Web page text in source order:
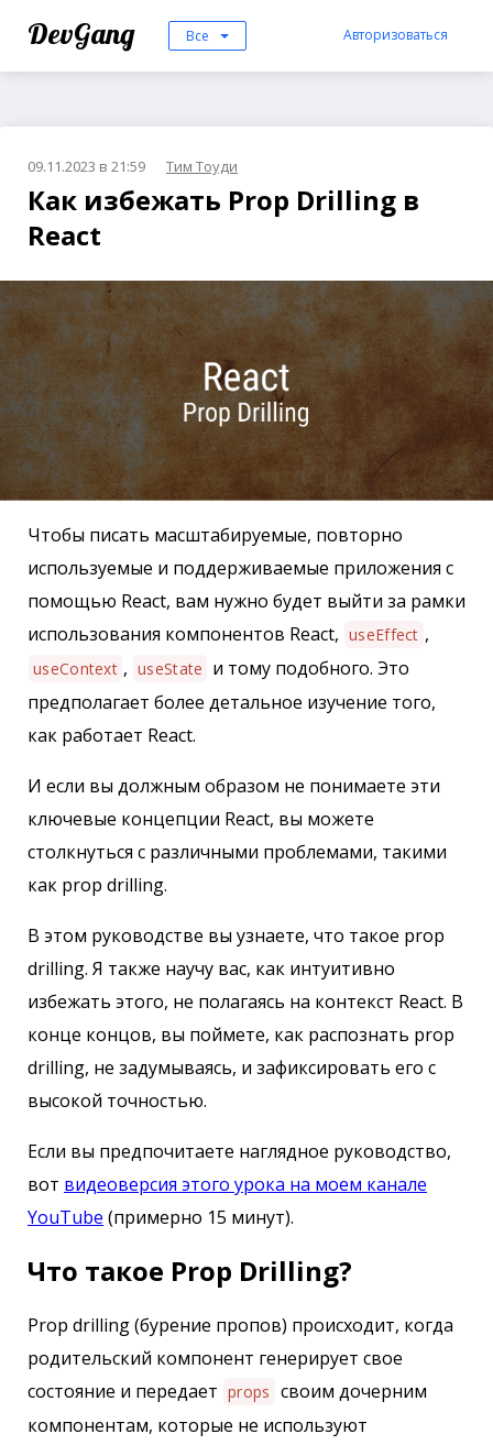
DevGang Все Авторизоваться
09.11.2023 в 21:59 Тим Тоуди
Как избежать Prop Drilling в
React
Чтобы писать масштабируемые, повторно
используемые и поддерживаемые приложения с
помощью React, вам нужно будет выйти за рамки
использования компонентов React, useEffect ,
useContext , useState и тому подобного. Это
предполагает более детальное изучение того,
как работает React.
И если вы должным образом не понимаете эти
ключевые концепции React, вы можете
столкнуться с различными проблемами, такими
как prop drilling.
В этом руководстве вы узнаете, что такое prop
drilling. Я также научу вас, как интуитивно
избежать этого, не полагаясь на контекст React. В
конце концов, вы поймете, как распознать prop
drilling, не задумываясь, и зафиксировать его с
высокой точностью.
Если вы предпочитаете наглядное руководство,
вот видеоверсия этого урока на моем канале
YouTube (примерно 15 минут).
Что такое Prop Drilling?
Prop drilling (бурение пропов) происходит, когда
родительский компонент генерирует свое
состояние и передает props своим дочерним
компонентам, которые не используют